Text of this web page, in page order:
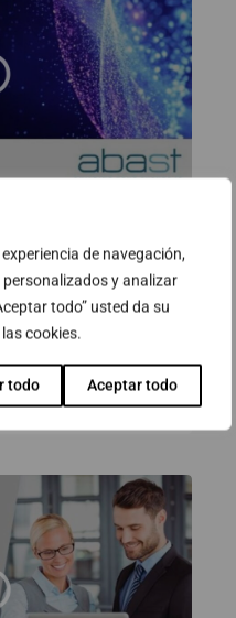
de navegación,
y analizar
todo” usted da su
cookies.
todo Aceptar todo
empresarial
y segura